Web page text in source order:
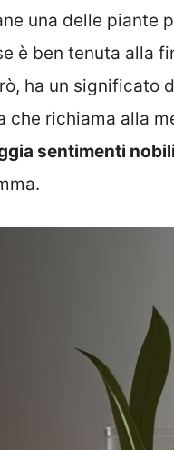
una delle piante
è ben tenuta alla
ha un significato
che richiama alla
sentimenti